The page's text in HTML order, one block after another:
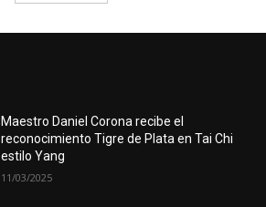
Maestro Daniel Corona recibe el
reconocimiento Tigre de Plata en Tai Chi
estilo Yang
11/03/2025